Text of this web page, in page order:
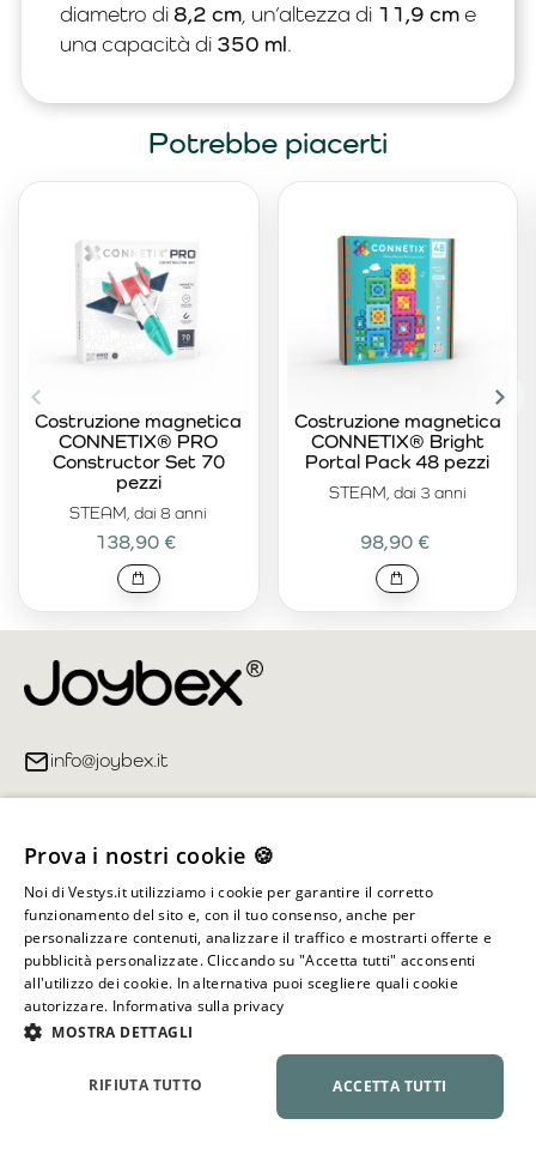
diametro di8,2 cm , un’altezza di 11,9 cme
una capacità di 350 ml.
Potrebbe piacerti
STEAM, dai 8 anni
Costruzione magnetica
CONNETIX® PRO
Constructor Set 70
pezzi
138,90 €
STEAM, dai 3 anni
Costruzione magnetica
CONNETIX® Bright
Portal Pack 48 pezzi
98,90 €
info@joybex.it
Account
Informazioni sul negozio
Tutti i diritti riservati ©
Prova i nostri cookie 🍪
Noi di Vestys.it utilizziamo i cookie per garantire il corretto
funzionamento del sito e, con il tuo consenso, anche per
personalizzare contenuti, analizzare il traffico e mostrarti offerte e
pubblicità personalizzate. Cliccando su "Accetta tutti" acconsenti
all'utilizzo dei cookie. In alternativa puoi scegliere quali cookie
autorizzare. Informativa sulla privacy
MOSTRA DETTAGLI
ACCETTA TUTTI
RIFIUTA TUTTO